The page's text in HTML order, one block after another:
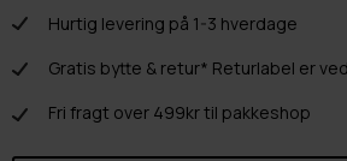
Hurtig levering på 1-3 hverdage
Gratis bytte & retur* Returlabel er
Fri fragt over 499kr til pakkeshop